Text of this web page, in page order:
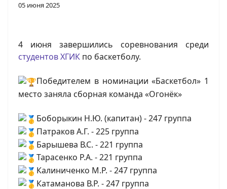
05 июня 2025
4 июня завершились соревнования среди
студентов ХГИК по баскетболу.
Победителем в номинации «Баскетбол» 1
место заняла сборная команда «Огонёк»
Боборыкин Н.Ю. (капитан) - 247 группа
Патраков А.Г. - 225 группа
Барышева В.С. - 221 группа
Тарасенко Р.А. - 221 группа
Калиниченко М.Р. - 247 группа
Катаманова В.Р. - 247 группа